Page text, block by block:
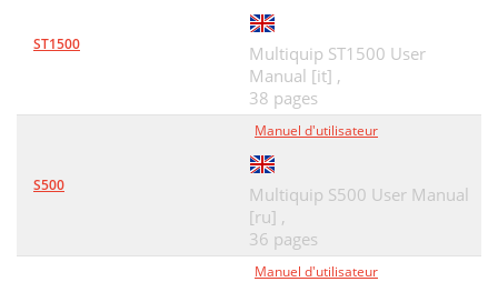
ST1500
Multiquip ST1500 User
Manual [it] ,
38 pages
S500
Manuel d'utilisateur
Multiquip S500 User Manual
[ru] ,
36 pages
Manuel d'utilisateur